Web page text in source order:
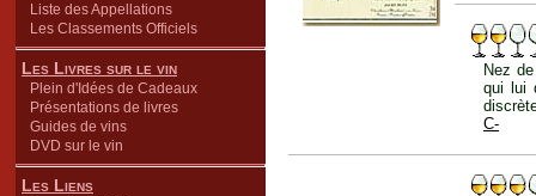
Liste des Appellations
Les Classements Officiels
Les Livres sur le vin
Plein d'Idées de Cadeaux
Présentations de livres
Guides de vins
DVD sur le vin
Les Liens
Nez
qui lui
C-